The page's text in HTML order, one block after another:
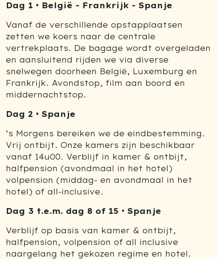
Dag 1 • België - Frankrijk - Spanje
Vanaf de verschillende opstapplaatsen
zetten we koers naar de centrale
vertrekplaats. De bagage wordt overgeladen
en aansluitend rijden we via diverse
snelwegen doorheen België, Luxemburg en
Frankrijk. Avondstop, film aan boord en
middernachtstop.
Dag 2 • Spanje
’s Morgens bereiken we de eindbestemming.
Vrij ontbijt. Onze kamers zijn beschikbaar
vanaf 14u00. Verblijf in kamer & ontbijt,
halfpension (avondmaal in het hotel)
volpension (middag- en avondmaal in het
hotel) of all-inclusive.
Dag 3 t.e.m. dag 8 of 15 • Spanje
Verblijf op basis van kamer & ontbijt,
halfpension, volpension of all inclusive
naargelang het gekozen regime en hotel.